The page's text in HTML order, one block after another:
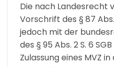
Die nach Landesrecht
Vorschrift des § 87
jedoch mit der
des § 95 Abs. 2 S. 6
Zulassung eines MVZ